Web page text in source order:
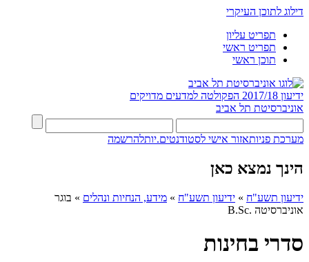
דילוג לתוכן העיקרי
תפריט עליון
תפריט ראשי
תוכן ראשי
ידיעון 2017/18
הפקולטה למדעים מדויקים
אוניברסיטת תל אביב
מערכת פניותאזור אישי לסטודנטים.יותלהרשמה
הינך נמצא כאן
ידיעון תשע"ח » ידיעון תשע"ח » מידע, הנחיות ונהלים » בוגר
אוניברסיטה .B.Sc
סדרי בחינות